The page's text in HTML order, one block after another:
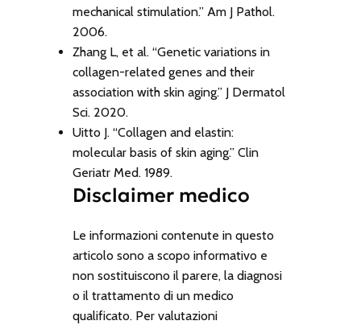
mechanical stimulation.” Am J Pathol.
2006.
Zhang L, et al. “Genetic variations in
collagen-related genes and their
association with skin aging.” J Dermatol
Sci. 2020.
Uitto J. “Collagen and elastin:
molecular basis of skin aging.” Clin
Geriatr Med. 1989.
Disclaimer medico
Le informazioni contenute in questo
articolo sono a scopo informativo e
non sostituiscono il parere, la diagnosi
o il trattamento di un medico
qualificato. Per valutazioni